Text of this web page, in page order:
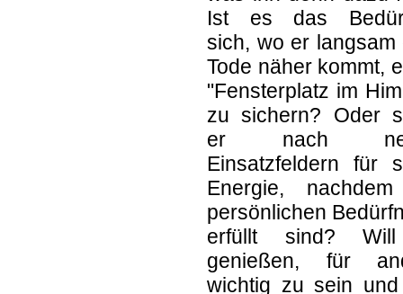
Ist es das
sich, wo er langsam
Tode näher kommt,
"Fensterplatz im
zu sichern? Oder
er nach
Einsatzfeldern für
Energie,
persönlichen
erfüllt sind?
genießen, für
wichtig zu sein